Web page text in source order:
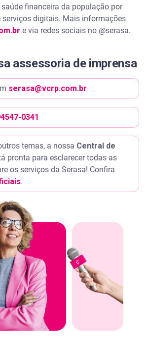
financeira da população por
serviços digitais. Mais informações
e via redes sociais no @serasa.
assessoria de imprensa
serasa@vcrp.com.br
0341
temas, a nossa Central de
pronta para esclarecer todas as
os serviços da Serasa! Confira
.